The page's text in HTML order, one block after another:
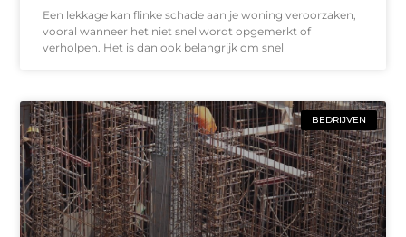
Een lekkage kan flinke schade aan je woning veroorzaken,
vooral wanneer het niet snel wordt opgemerkt of
verholpen. Het is dan ook belangrijk om snel
BEDRIJVEN